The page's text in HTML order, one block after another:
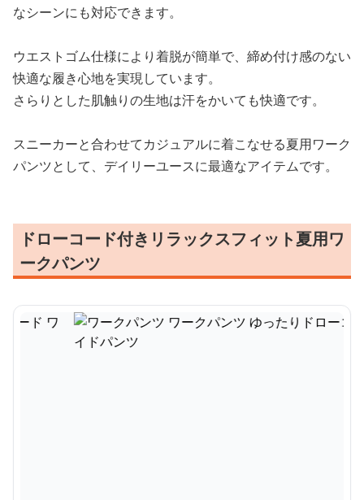
なシーンにも対応できます。
ウエストゴム仕様により着脱が簡単で、締め付け感のない
快適な履き心地を実現しています。
さらりとした肌触りの生地は汗をかいても快適です。
スニーカーと合わせてカジュアルに着こなせる夏用ワーク
パンツとして、デイリーユースに最適なアイテムです。
ドローコード付きリラックスフィット夏用ワ
ークパンツ